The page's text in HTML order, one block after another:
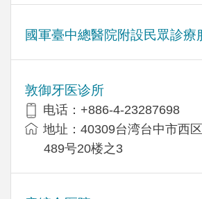
國軍臺中總醫院附設民眾診療
敦御牙医诊所
电话：+886-4-23287698
地址：40309台湾台中市西
489号20楼之3